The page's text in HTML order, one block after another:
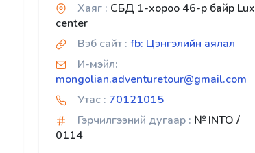
Хаяг : СБД 1-хороо 46-р байр Lux
center
Вэб сайт : fb: Цэнгэлийн аялал
И-мэйл:
mongolian.adventuretour@gmail.com
Утас : 70121015
Гэрчилгээний дугаар : № INTO /
0114